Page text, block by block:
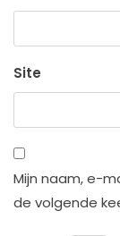
Site
Mijn naam, e-
de volgende